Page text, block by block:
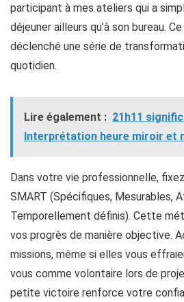
participant à mes ateliers qui a
déjeuner ailleurs qu’à son bureau.
déclenché une série de
quotidien.
Lire également : 21h11
Interprétation heure miroir et
Dans votre vie professionnelle,
SMART (Spécifiques, Mesurables,
Temporellement définis). Cette
vos progrès de manière objective.
missions, même si elles vous
vous comme volontaire lors de
petite victoire renforce votre